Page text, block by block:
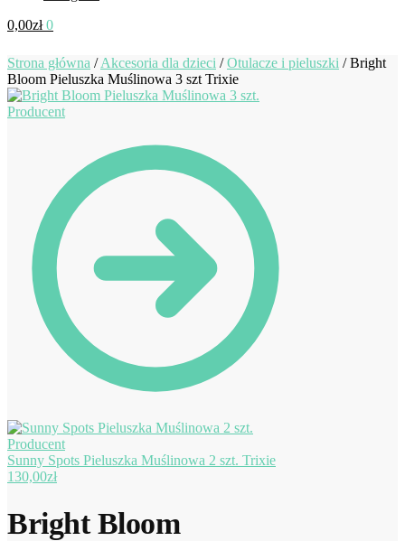
0,00zł 0
Strona główna /Akcesoria dla dzieci /Otulacze i pieluszki /Bright
Bloom Pieluszka Muślinowa 3 szt Trixie
Sunny Spots Pieluszka Muślinowa 2 szt. Trixie
130,00zł
Bright Bloom